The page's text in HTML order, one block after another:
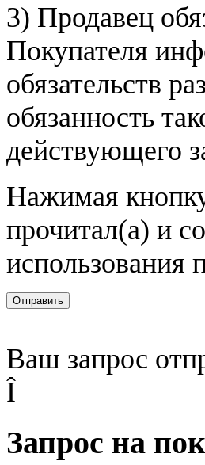
3) Продавец
Покупателя
обязательств
обязанность
действующего
Нажимая
прочитал(а) и
использования
Отправить
Ваш запрос
Î
Запрос на